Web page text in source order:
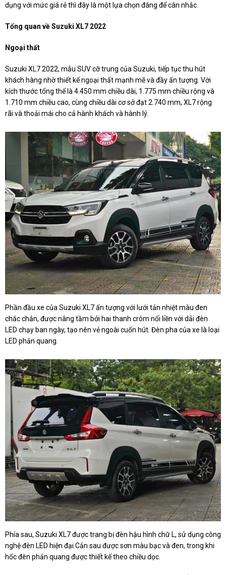
dụng với mức giá rẻ thì đây là một lựa chọn đáng để cân nhắc.
Tổng quan về Suzuki XL7 2022
Ngoại thất
Suzuki XL7 2022, mẫu SUV cỡ trung của Suzuki, tiếp tục thu hút
khách hàng nhờ thiết kế ngoại thất mạnh mẽ và đầy ấn tượng. Với
kích thước tổng thể là 4.450 mm chiều dài, 1.775 mm chiều rộng và
1.710 mm chiều cao, cùng chiều dài cơ sở đạt 2.740 mm, XL7 rộng
rãi và thoải mái cho cả hành khách và hành lý.
Phần đầu xe của Suzuki XL7 ấn tượng với lưới tản nhiệt màu đen
chắc chắn, được nâng tầm bởi hai thanh crôm nối liền với dải đèn
LED chạy ban ngày, tạo nên vẻ ngoài cuốn hút. Đèn pha của xe là loại
LED phản quang.
Phía sau, Suzuki XL7 được trang bị đèn hậu hình chữ L, sử dụng công
nghệ đèn LED hiện đại.Cản sau được sơn màu bạc và đen, trong khi
hốc đèn phản quang được thiết kế theo chiều dọc.